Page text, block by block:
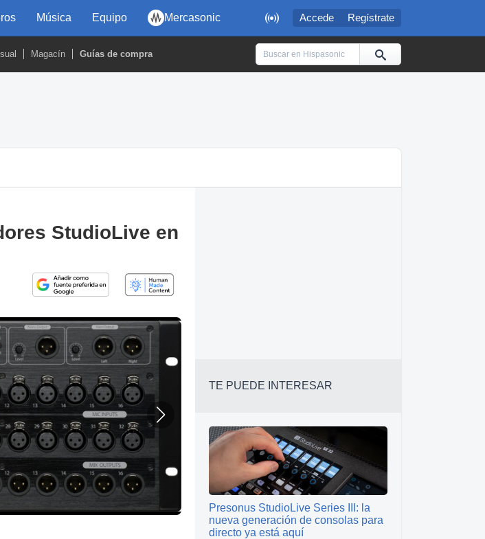
 Accede Regístrate
Música Equipo Mercasonic
Magacín Guías de compra
StudioLive en
TE PUEDE INTERESAR
Presonus StudioLive Series III: la
nueva generación de consolas para
directo ya está aquí